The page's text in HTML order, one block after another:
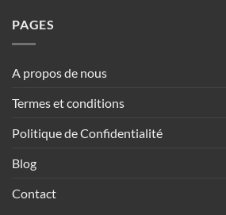
PAGES
A propos de nous
Termes et conditions
Politique de Confidentialité
Blog
Contact